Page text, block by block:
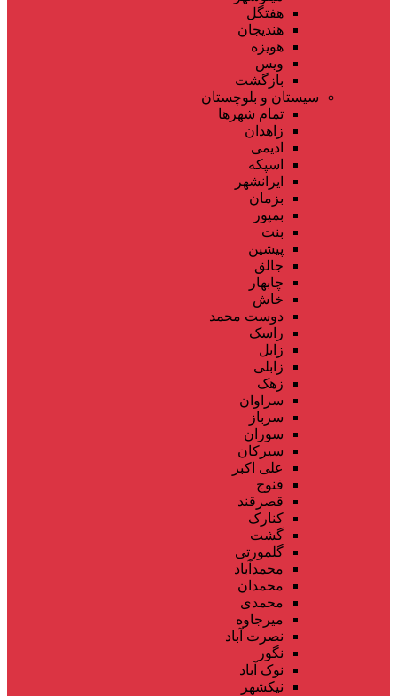
هفتگل
هندیجان
هویزه
ویس
بازگشت
سیستان و بلوچستان
تمام شهر‌ها
زاهدان
ادیمی
اسپکه
ایرانشهر
بزمان
بمپور
بنت
پیشین
جالق
چابهار
خاش
دوست محمد
راسک
زابل
زابلی
زهک
سراوان
سرباز
سوران
سیرکان
علی اکبر
فنوج
قصرقند
کنارک
گشت
گلمورتی
محمدآباد
محمدان
محمدی
میرجاوه
نصرت آباد
نگور
نوک آباد
نیکشهر